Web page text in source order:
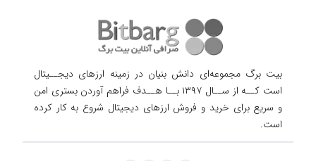
بیت برگ مجموعه‌ای دانش بنیان در زمینه ارزهای دیجــیتال
است کــه از ســال ۱۳۹۷ بــا هــدف فراهم آوردن
بستری امن
و سریع برای خرید و فروش ارزهای دیجیتال شروع به کار کرده
است.